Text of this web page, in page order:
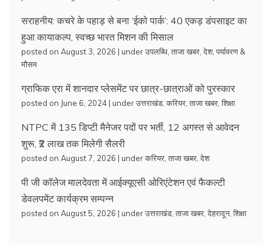
सराहनीय: कचरे के पहाड़ से बना ‘ईको पार्क’: 40 एकड़ डंपसाइट का
हुआ कायाकल्प, स्वच्छ भारत मिशन की मिसाल
posted on August 3, 2026 | underउपलब्धि ताजा खबर देश, पर्यावरण &
मौसम
ग्राफिक एरा में शानदार प्लेसमेंट पर छात्र-छात्राओं को पुरस्कार
posted on June 6, 2024 | underउत्तराखंड करियर ताजा खबर शिक्षा
NTPC में 135 डिप्टी मैनेजर पदों पर भर्ती, 12 अगस्त से आवेदन
शुरू, ₹2 लाख तक मिलेगी सैलरी
posted on August 7, 2026 | underकरियर ताजा खबर देश
पी जी कॉलेज मालदेवता में आईक्यूएसी ओरिएंटेशन एवं फैकल्टी
डेवलपमेंट कार्यक्रम सम्पन्न
posted on August 5, 2026 | underउत्तराखंड ताजा खबर देहरादून, शिक्षा